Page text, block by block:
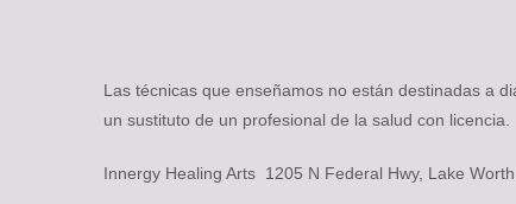
Las técnicas que enseñamos no están destinadas a
un sustituto de un profesional de la salud con licencia.
Innergy Healing Arts 1205 N Federal Hwy, Lake